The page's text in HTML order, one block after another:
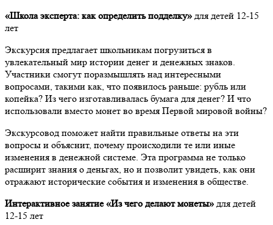
«Школа эксперта: как определить подделку» для детей 12-15
лет
Экскурсия предлагает школьникам погрузиться в
увлекательный мир истории денег и денежных знаков.
Участники смогут поразмышлять над интересными
вопросами, такими как, что появилось раньше: рубль или
копейка? Из чего изготавливалась бумага для денег? И что
использовали вместо монет во время Первой мировой войны?
Экскурсовод поможет найти правильные ответы на эти
вопросы и объяснит, почему происходили те или иные
изменения в денежной системе. Эта программа не только
расширит знания о деньгах, но и позволит увидеть, как они
отражают исторические события и изменения в обществе.
Интерактивное занятие «Из чего делают монеты» для детей
12-15 лет